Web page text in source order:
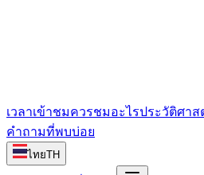
เวลาเข้าชมควรชมอะไรประวัติศาส
คำถามที่พบบ่อย
ไทยTH